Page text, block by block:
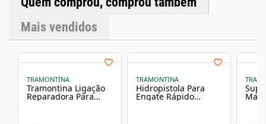
VerdePressão máxima: 10 bar (145 psi)Temperatura de
trabalho: até 50¿°CTipo: Mangueira flexível com tripla
camadaDimensões:Sem embalagem:Altura: 24,00 cmLargura:
39,50 cmComprimento: 39,50 cmPeso: 6,6 kgObservações
Importantes:Evite exposição direta ao sol após o uso para
maior durabilidadeNão indicada para uso com líquidos
diferentes de águaUtilize suporte ou enrolador para melhor
orientações ambientais e de reciclagem vigentes
Mais vendidos
TRAMONTINA
Tramontina Ligação
Reparadora Para
Mangueira 5/8" E
TRAMONTINA
Hidropistola Para
Engate Rápido
Tramontina Com Jato